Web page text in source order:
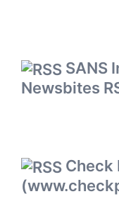
SANS
Newsbites
Check